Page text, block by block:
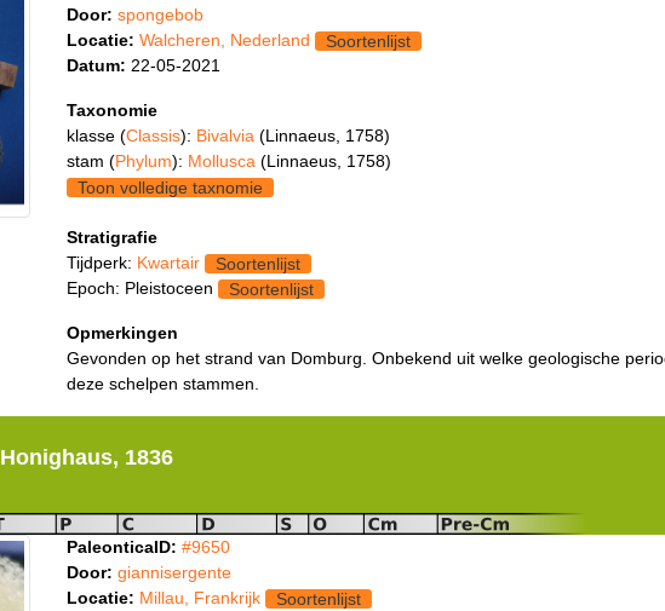
Door: spongebob
Locatie: Walcheren, Nederland
Soortenlijst
Datum: 22-05-2021
Taxonomie
klasse (Classis): Bivalvia (Linnaeus, 1758)
stam (Phylum): Mollusca (Linnaeus, 1758)
Toon volledige taxnomie
Stratigrafie
Tijdperk: Kwartair
Soortenlijst
Epoch: Pleistoceen
Soortenlijst
Opmerkingen
Gevonden op het strand van Domburg. Onbekend uit welke geologische
deze schelpen stammen.
Honighaus, 1836
PaleonticaID: #9650
Door: giannisergente
Locatie: Millau, Frankrijk
Soortenlijst